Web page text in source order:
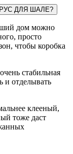
ДЛЯ ШАЛЕ?
дом можно
просто
чтобы коробка
стабильная
и отделывать
клееный,
тоже даст